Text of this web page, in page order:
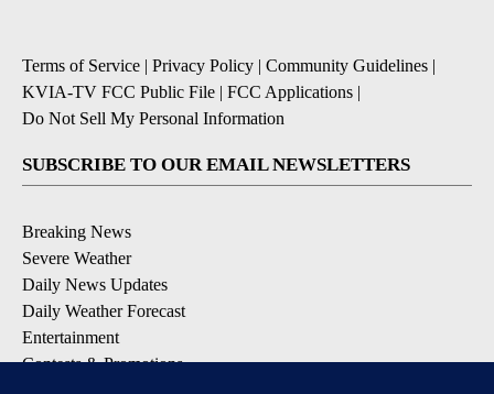
Terms of Service | Privacy Policy | Community Guidelines |
KVIA-TV FCC Public File | FCC Applications |
Do Not Sell My Personal Information
SUBSCRIBE TO OUR EMAIL NEWSLETTERS
Breaking News
Severe Weather
Daily News Updates
Daily Weather Forecast
Entertainment
Contests & Promotions